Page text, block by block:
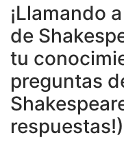
¡Llamando
de
tu
preguntas
respuestas!)